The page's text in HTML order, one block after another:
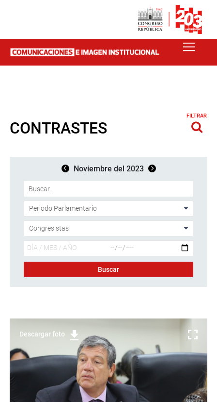
CONTRASTES
FILTRAR
Noviembre del 2023
Descargar foto